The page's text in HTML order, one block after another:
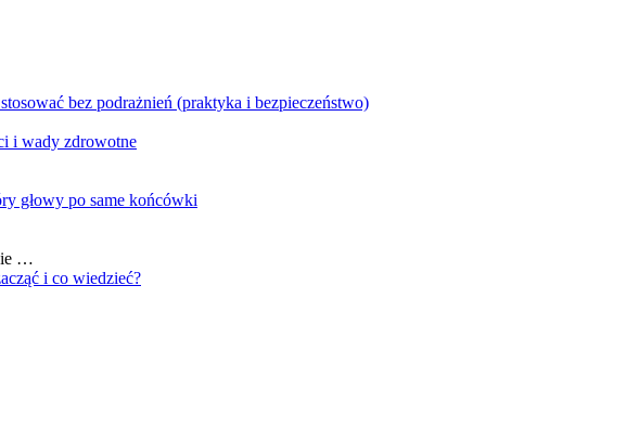
bez podrażnień (praktyka i bezpieczeństwo)
i wady zdrowotne
głowy po same końcówki
…
i co wiedzieć?